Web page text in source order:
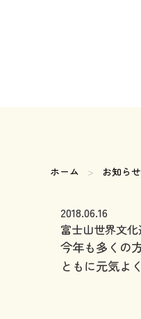
ホーム お知らせ
2018.06.16
富士山世界文
今年も多くの
ともに元気よ